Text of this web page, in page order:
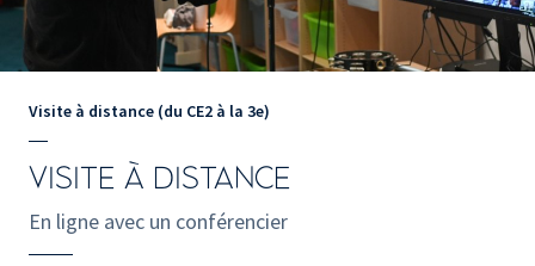
Visite à distance (du CE2 à la 3e)
VISITE À DISTANCE
En ligne avec un conférencier